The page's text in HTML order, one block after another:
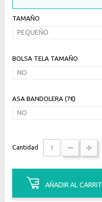
TAMAÑO
BOLSA TELA TAMAÑO
ASA BANDOLERA (7€)
Cantidad
AÑADIR AL